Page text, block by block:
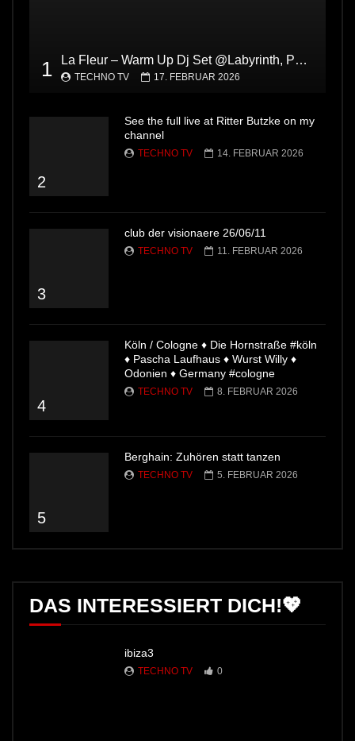
1 La Fleur – Warm Up Dj Set @Labyrinth, Pacha Ibiza
TECHNO TV 17. FEBRUAR 2026
2
See the full live at Ritter Butzke on my
channel
TECHNO TV 14. FEBRUAR 2026
3
club der visionaere 26/06/11
TECHNO TV 11. FEBRUAR 2026
4
Köln / Cologne ♦ Die Hornstraße #köln
♦ Pascha Laufhaus ♦ Wurst Willy ♦
Odonien ♦ Germany #cologne
TECHNO TV 8. FEBRUAR 2026
5
Berghain: Zuhören statt tanzen
TECHNO TV 5. FEBRUAR 2026
DAS INTERESSIERT DICH!💖
ibiza3
TECHNO TV 0